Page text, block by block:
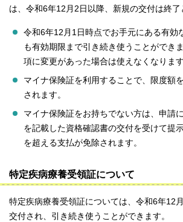
は、令和6年12月2日以降、新規の交付は終了
令和6年12月1日時点でお手元にある有効
も有効期限まで引き続き使うことができ
項に変更があった場合は使えなくなります
マイナ保険証を利用することで、限度額
されます。
マイナ保険証をお持ちでない方は、申請
を記載した資格確認書の交付を受けて提
を超える支払が免除されます。
特定疾病療養受領証について
特定疾病療養受領証については、令和6年12
交付され、引き続き使うことができます。